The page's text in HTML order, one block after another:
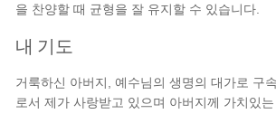
을 찬양할 때 균형을 잘 유지할 수 있습니다.
내 기도
거룩하신 아버지, 예수님의 생명의 대가로 구
로서 제가 사랑받고 있으며 아버지께 가치있